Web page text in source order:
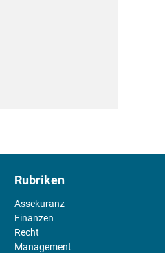
Rubriken
Assekuranz
Finanzen
Recht
Management